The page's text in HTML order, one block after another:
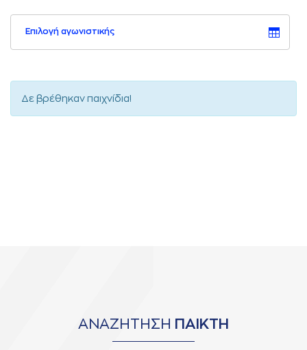
Επιλογή αγωνιστικής
Δε βρέθηκαν παιχνίδια!
ΑΝΑΖΗΤΗΣΗ ΠΑΙΚΤΗ